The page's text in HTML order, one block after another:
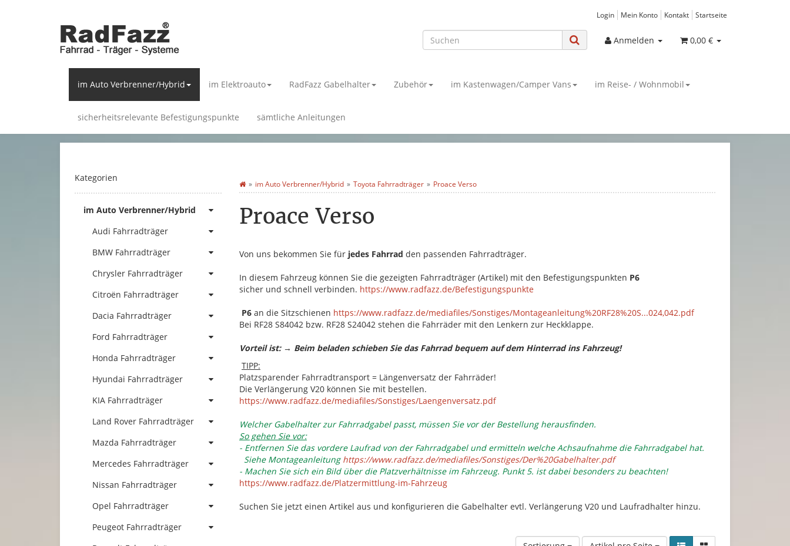
Login Mein Konto Kontakt Startseite
Anmelden 0,00 €
im Auto Verbrenner/Hybrid im Elektroauto RadFazz Gabelhalter Zubehör im Kastenwagen/Camper Vans im Reise- / Wohnmobil
sicherheitsrelevante Befestigungspunkte sämtliche Anleitungen
im Auto Verbrenner/Hybrid Toyota Fahrradträger Proace Verso
Proace Verso
Von uns bekommen Sie für jedes Fahrrad den passenden Fahrradträger.
In diesem Fahrzeug können Sie die gezeigten Fahrradträger (Artikel) mit den Befestigungspunkten P6
sicher und schnell verbinden. https://www.radfazz.de/Befestigungspunkte
P6 an die Sitzschienen https://www.radfazz.de/mediafiles/Sonstiges/Montageanleitung%20RF28%20S...024,042.pdf
Bei RF28 S84042 bzw. RF28 S24042 stehen die Fahrräder mit den Lenkern zur Heckklappe.
Vorteil ist: → Beim beladen schieben Sie das Fahrrad bequem auf dem Hinterrad ins Fahrzeug!
TIPP:
Platzsparender Fahrradtransport = Längenversatz der Fahrräder!
Die Verlängerung V20 können Sie mit bestellen.
https://www.radfazz.de/mediafiles/Sonstiges/Laengenversatz.pdf
Welcher Gabelhalter zur Fahrradgabel passt, müssen Sie vor der Bestellung herausfinden.
So gehen Sie vor:
- Entfernen Sie das vordere Laufrad von der Fahrradgabel und ermitteln welche Achsaufnahme die Fahrradgabel hat.
Siehe Montageanleitung https://www.radfazz.de/mediafiles/Sonstiges/Der%20Gabelhalter.pdf
- Machen Sie sich ein Bild über die Platzverhältnisse im Fahrzeug. Punkt 5. ist dabei besonders zu beachten!
https://www.radfazz.de/Platzermittlung-im-Fahrzeug
Suchen Sie jetzt einen Artikel aus und konfigurieren die Gabelhalter evtl. Verlängerung V20 und Laufradhalter hinzu.
Kategorien
im Auto Verbrenner/Hybrid
Audi Fahrradträger
BMW Fahrradträger
Chrysler Fahrradträger
Citroën Fahrradträger
Dacia Fahrradträger
Ford Fahrradträger
Honda Fahrradträger
Hyundai Fahrradträger
KIA Fahrradträger
Land Rover Fahrradträger
Mazda Fahrradträger
Mercedes Fahrradträger
Nissan Fahrradträger
Opel Fahrradträger
Peugeot Fahrradträger